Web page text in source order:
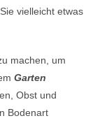
vielleicht etwas
machen, um
Garten
Obst und
Bodenart